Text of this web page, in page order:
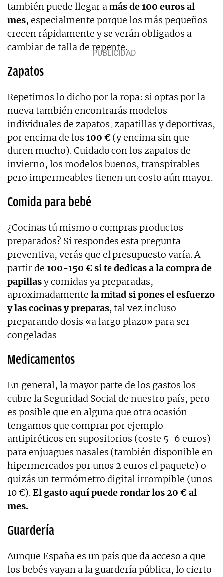
también puede llegar amás de 100 euros al
mes, especialmente porque los más pequeños
crecen rápidamente y se verán obligados a
cambiar de talla de repente.
Zapatos
Repetimos lo dicho por la ropa: si optas por la
nueva también encontrarás modelos
individuales de zapatos, zapatillas y deportivas,
por encima de los 100 € (y encima sin que
duren mucho). Cuidado con los zapatos de
invierno, los modelos buenos, transpirables
pero impermeables tienen un costo aún mayor.
Comida para bebé
¿Cocinas tú mismo o compras productos
preparados? Si respondes esta pregunta
preventiva, verás que el presupuesto varía. A
partir de 100-150 € si te dedicas a la compra de
papillasy comidas ya preparadas,
aproximadamente la mitad si pones el esfuerzo
y las cocinas y preparas, tal vez incluso
preparando dosis «a largo plazo» para ser
congeladas
Medicamentos
En general, la mayor parte de los gastos los
cubre la Seguridad Social de nuestro país, pero
es posible que en alguna que otra ocasión
tengamos que comprar por ejemplo
antipiréticos en supositorios (coste 5-6 euros)
para enjuagues nasales (también disponible en
hipermercados por unos 2 euros el paquete) o
quizás un termómetro digital irrompible (unos
10 €).El gasto aquí puede rondar los 20 € al
mes.
Guardería
Aunque España es un país que da acceso a que
los bebés vayan a la guardería pública, lo cierto